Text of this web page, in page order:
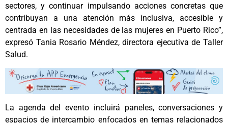
sectores, y continuar impulsando acciones concretas que
contribuyan a una atención más inclusiva, accesible y
centrada en las necesidades de las mujeres en Puerto Rico”,
expresó Tania Rosario Méndez, directora ejecutiva de Taller
Salud.
La agenda del evento incluirá paneles, conversaciones y
espacios de intercambio enfocados en temas relacionados